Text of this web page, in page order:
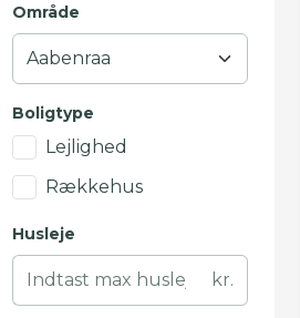
Område
Boligtype
Lejlighed
Rækkehus
Husleje
kr.